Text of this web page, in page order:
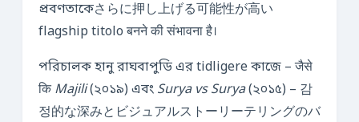
প্রবণতাকেさらに押し上げる可能性が高い
flagship titolo बनने की संभावना है।
পরিচালক হানু রাঘবাপুডি এর tidligere কাজে – जैसे
कि Majili(২০১৯) এবং Surya vs Surya(২০১৫) – 감
정的な深みとビジュアルストーリーテリングのバ